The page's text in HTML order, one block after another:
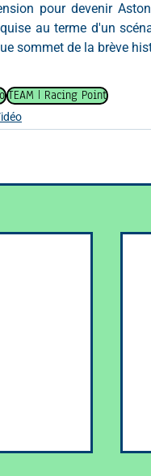
pour devenir
au terme d'un
sommet de la brève
TEAM | Racing Point